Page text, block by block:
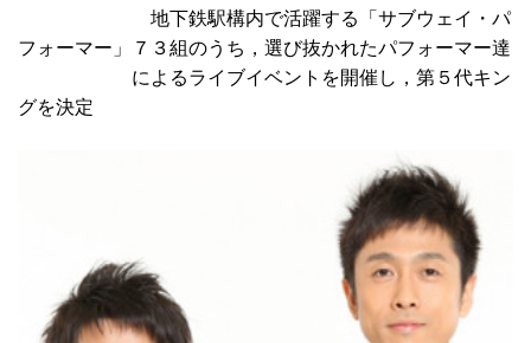
地下鉄駅構内で活躍する「サブウェイ・パ
フォーマー」７３組のうち，選び抜かれたパフォーマー達
によるライブイベントを開催し，第５代キン
グを決定